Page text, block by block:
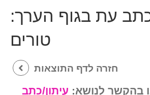
כתב עת בגוף הערך:
טורים
חזרה לדף התוצאות
עיתון/כתב